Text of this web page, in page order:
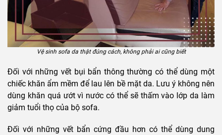
Vệ sinh sofa da thật đúng cách, không phải ai cũng biết
Đối với những vết bụi bẩn thông thường có thể dùng một
chiếc khăn ẩm mềm để lau lên bề mặt da. Lưu ý không nên
dùng khăn quá ướt vì nước có thể sẽ thấm vào lớp da làm
giảm tuổi thọ của bộ sofa.
Đối với những vết bẩn cứng đầu hơn có thể dùng dung